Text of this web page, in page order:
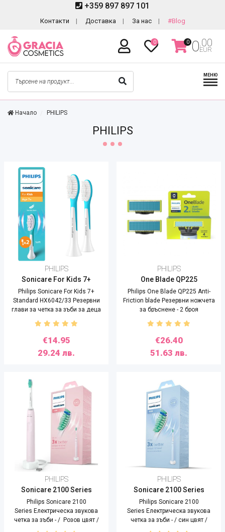
+359 897 897 101
Контакти Доставка За нас #Blog
0 0 0.00
EUR
МЕНЮ
Начало PHILIPS
PHILIPS
PHILIPS
Sonicare For Kids 7+
Philips Sonicare For Kids 7+
Standard HX6042/33 Резервни
глави за четка за зъби за деца
7+
€14.95
29.24 лв.
PHILIPS
One Blade QP225
Philips One Blade QP225 Anti-
Friction blade Резервни ножчета
за бръснене - 2 броя
€26.40
51.63 лв.
PHILIPS
Sonicare 2100 Series
Philips Sonicare 2100
Series Електрическа звукова
четка за зъби - / Розов цвят /
PHILIPS
Sonicare 2100 Series
Philips Sonicare 2100
Series Електрическа звукова
четка за зъби - / син цвят /